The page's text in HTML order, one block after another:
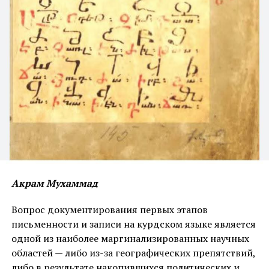
аккадского.
Сторонники преемственности указывают на
наличие в новоарамейском языке аккадских слов-
субстратов, которые, по их мнению, доказывают, что
носители языка являются прямыми потомками
аккадцев. Однако этот аргумент не выдерживает
проверки. Аккадские заимствования присутствуют
также в арабском и иврите – но никто не
утверждает, что арабы или евреи являются
потомками ассирийцев. Более того, аккадские слова
в новоарамейском могли попасть туда через
наследование.
Подобные процессы – обычное явление в истории
языков. В английском языке есть кельтские
субстратные слова (Avon, Combe, Tor), но англичане
не являются потомками кельтов. Во французском
Акрам Мухаммад
Вопрос документирования первых этапов
письменности и записи на курдском языке является
одной из наиболее маргинализированных научных
областей — либо из-за географических препятствий,